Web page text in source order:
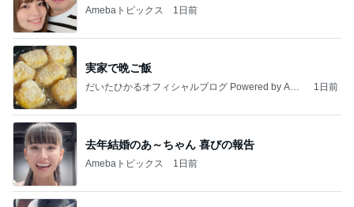
Amebaトピックス 1日前
実家で晩ご飯
だいたひかるオフィシャルブログ Powered by Ame
1日前
去年結婚のあ～ちゃん 喜びの報告
Amebaトピックス 1日前